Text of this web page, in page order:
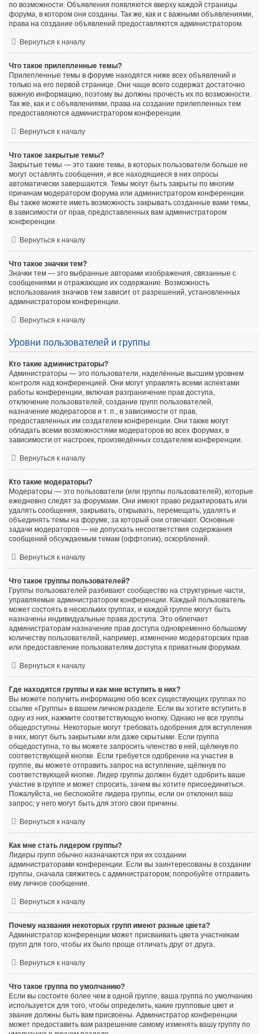
по возможности. Объявления появляются вверху каждой страницы
форума, в котором они созданы. Так же, как и с важными объявлениями,
права на создание объявлений предоставляются администратором.
Вернуться к началу
Что такое прилепленные темы?
Прилепленные темы в форуме находятся ниже всех объявлений и
только на его первой странице. Они чаще всего содержат достаточно
важную информацию, поэтому вы должны прочесть их по возможности.
Так же, как и с объявлениями, права на создание прилепленных тем
предоставляются администратором конференции.
Вернуться к началу
Что такое закрытые темы?
Закрытые темы — это такие темы, в которых пользователи больше не
могут оставлять сообщения, и все находящиеся в них опросы
автоматически завершаются. Темы могут быть закрыты по многим
причинам модератором форума или администратором конференции.
Вы также можете иметь возможность закрывать созданные вами темы,
в зависимости от прав, предоставленных вам администратором
конференции.
Вернуться к началу
Что такое значки тем?
Значки тем — это выбранные авторами изображения, связанные с
сообщениями и отражающие их содержание. Возможность
использования значков тем зависит от разрешений, установленных
администратором конференции.
Вернуться к началу
Уровни пользователей и группы
Кто такие администраторы?
Администраторы — это пользователи, наделённые высшим уровнем
контроля над конференцией. Они могут управлять всеми аспектами
работы конференции, включая разграничение прав доступа,
отключение пользователей, создание групп пользователей,
назначение модераторов и т. п., в зависимости от прав,
предоставленных им создателем конференции. Они также могут
обладать всеми возможностями модераторов во всех форумах, в
зависимости от настроек, произведённых создателем конференции.
Вернуться к началу
Кто такие модераторы?
Модераторы — это пользователи (или группы пользователей), которые
ежедневно следят за форумами. Они имеют право редактировать или
удалять сообщения, закрывать, открывать, перемещать, удалять и
объединять темы на форуме, за который они отвечают. Основные
задачи модераторов — не допускать несоответствия содержания
сообщений обсуждаемым темам (оффтопик), оскорблений.
Вернуться к началу
Что такое группы пользователей?
Группы пользователей разбивают сообщество на структурные части,
управляемые администратором конференции. Каждый пользователь
может состоять в нескольких группах, и каждой группе могут быть
назначены индивидуальные права доступа. Это облегчает
администраторам назначение прав доступа одновременно большому
количеству пользователей, например, изменение модераторских прав
или предоставление пользователям доступа к приватным форумам.
Вернуться к началу
Где находятся группы и как мне вступить в них?
Вы можете получить информацию обо всех существующих группах по
ссылке «Группы» в вашем личном разделе. Если вы хотите вступить в
одну из них, нажмите соответствующую кнопку. Однако не все группы
общедоступны. Некоторые могут требовать одобрения для вступления
в них, могут быть закрытыми или даже скрытыми. Если группа
общедоступна, то вы можете запросить членство в ней, щёлкнув по
соответствующей кнопке. Если требуется одобрение на участие в
группе, вы можете отправить запрос на вступление, щёлкнув по
соответствующей кнопке. Лидер группы должен будет одобрить ваше
участие в группе и может спросить, зачем вы хотите присоединиться.
Пожалуйста, не беспокойте лидера группы, если он отклонил ваш
запрос; у него могут быть для этого свои причины.
Вернуться к началу
Как мне стать лидером группы?
Лидеры групп обычно назначаются при их создании
администраторами конференции. Если вы заинтересованы в создании
группы, сначала свяжитесь с администратором; попробуйте отправить
ему личное сообщение.
Вернуться к началу
Почему названия некоторых групп имеют разные цвета?
Администратор конференции может присваивать цвета участникам
групп для того, чтобы их было проще отличать друг от друга.
Вернуться к началу
Что такое группа по умолчанию?
Если вы состоите более чем в одной группе, ваша группа по умолчанию
используется для того, чтобы определить, какие групповые цвет и
звание должны быть вам присвоены. Администратор конференции
может предоставить вам разрешение самому изменять вашу группу по